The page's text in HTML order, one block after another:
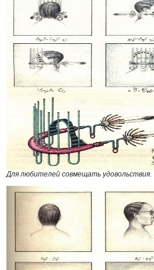
Для любителей совмещать удовольствия.